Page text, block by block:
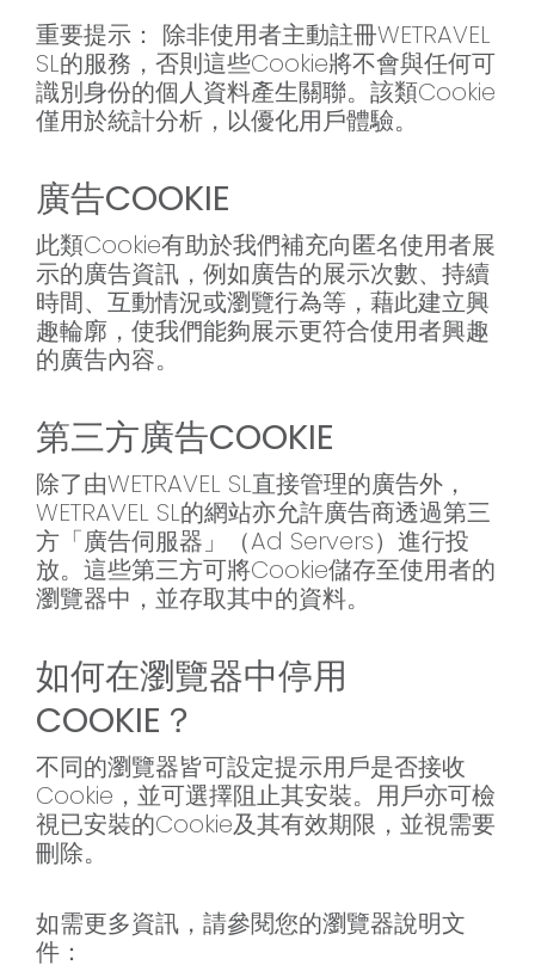
重要提示： 除非使用者主動註冊WETRAVEL
SL的服務，否則這些Cookie將不會與任何可
識別身份的個人資料產生關聯。該類Cookie
僅用於統計分析，以優化用戶體驗。
廣告COOKIE
此類Cookie有助於我們補充向匿名使用者展
示的廣告資訊，例如廣告的展示次數、持續
時間、互動情況或瀏覽行為等，藉此建立興
趣輪廓，使我們能夠展示更符合使用者興趣
的廣告內容。
第三方廣告COOKIE
除了由WETRAVEL SL直接管理的廣告外，
WETRAVEL SL的網站亦允許廣告商透過第三
方「廣告伺服器」（Ad Servers）進行投
放。這些第三方可將Cookie儲存至使用者的
瀏覽器中，並存取其中的資料。
如何在瀏覽器中停用
COOKIE？
不同的瀏覽器皆可設定提示用戶是否接收
Cookie，並可選擇阻止其安裝。用戶亦可檢
視已安裝的Cookie及其有效期限，並視需要
刪除。
如需更多資訊，請參閱您的瀏覽器說明文
件：